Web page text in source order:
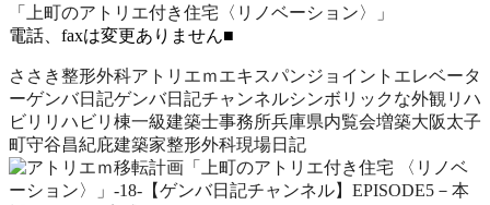
「上町のアトリエ付き住宅〈リノベーション〉」
電話、faxは変更ありません■
ささき整形外科アトリエｍエキスパンジョイント エレベータ
ーゲンバ日記ゲンバ日記チャンネルシンボリックな外観 リハ
ビリ リハビリ棟一級建築士事務所兵庫県内覧会増築大阪太子
町守谷昌紀庇建築家整形外科現場日記